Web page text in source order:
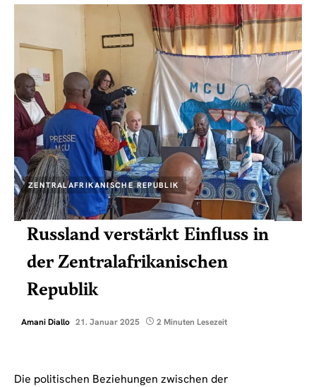
ZENTRALAFRIKANISCHE REPUBLIK
Russland verstärkt Einfluss in
der Zentralafrikanischen
Republik
Amani Diallo 21. Januar 2025 2 Minuten Lesezeit
Die politischen Beziehungen zwischen der